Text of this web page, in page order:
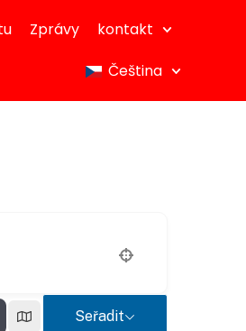
Zprávy
kontakt
Čeština
Seřadit